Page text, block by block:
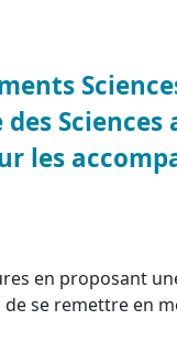
les
en proposant
se remettre en